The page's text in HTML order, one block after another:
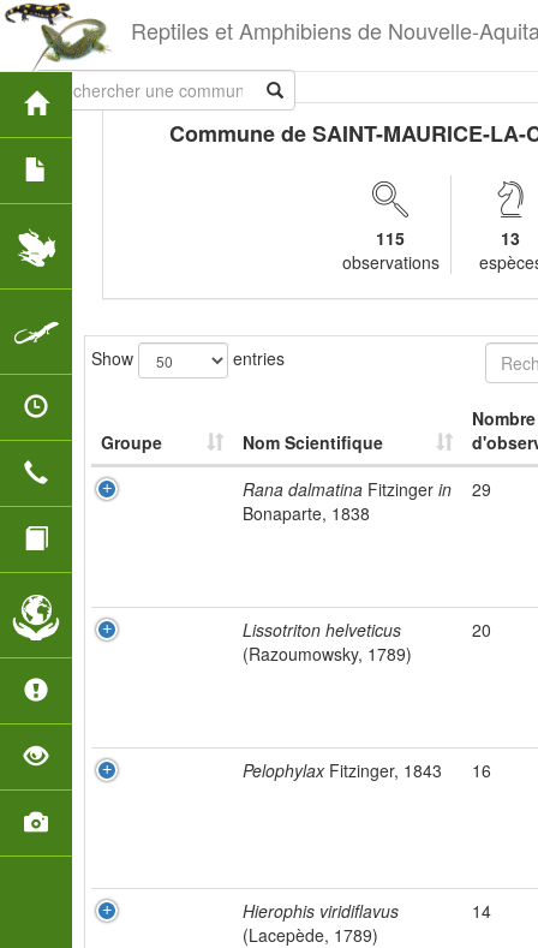
Reptiles et Amphibiens de Nouvelle-
Commune de SAINT-MAURICE-LA-
115
observations
13
Show entries
Groupe Nom Scientifique
Nombre
Rana dalmatina Fitzinger in
Bonaparte, 1838
29
Lissotriton helveticus
(Razoumowsky, 1789)
20
PelophylaxFitzinger, 1843 16
Hierophis viridiflavus
(Lacepède, 1789)
14